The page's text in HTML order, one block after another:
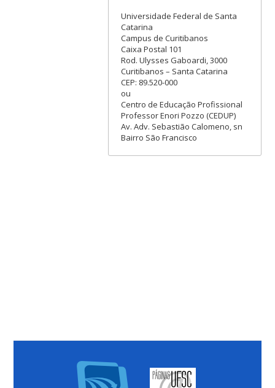
Universidade Federal de Santa
Catarina
Campus de Curitibanos
Caixa Postal 101
Rod. Ulysses Gaboardi, 3000
Curitibanos – Santa Catarina
CEP: 89.520-000
ou
Centro de Educação Profissional
Professor Enori Pozzo (CEDUP)
Av. Adv. Sebastião Calomeno, sn
Bairro São Francisco